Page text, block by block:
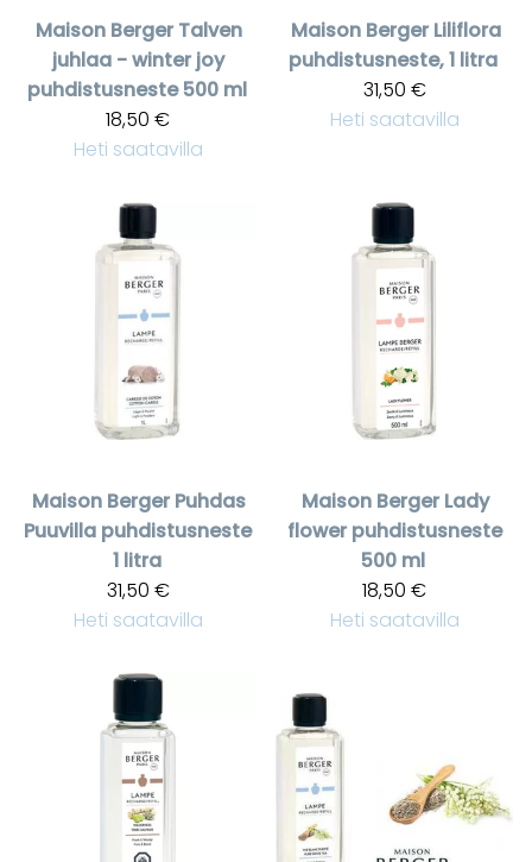
Maison Berger Talven
juhlaa - winter joy
puhdistusneste 500 ml
18,50 €
Heti saatavilla
Maison Berger Liliflora
puhdistusneste, 1 litra
31,50 €
Heti saatavilla
Maison Berger Puhdas
Puuvilla puhdistusneste
1 litra
31,50 €
Heti saatavilla
Maison Berger Lady
flower puhdistusneste
500 ml
18,50 €
Heti saatavilla